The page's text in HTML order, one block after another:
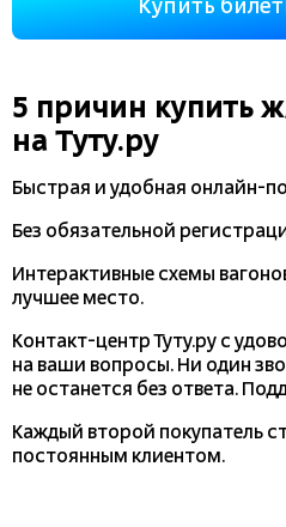
Купить
5 причин купить
на Туту.ру
Быстрая и удобная онлайн-
Без обязательной
Интерактивные схемы
лучшее место.
Контакт-центр Туту.ру с
на ваши вопросы. Ни один
не останется без ответа.
Каждый второй покупатель
постоянным клиентом.